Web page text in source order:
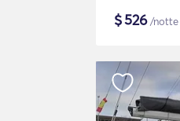
$526/notte